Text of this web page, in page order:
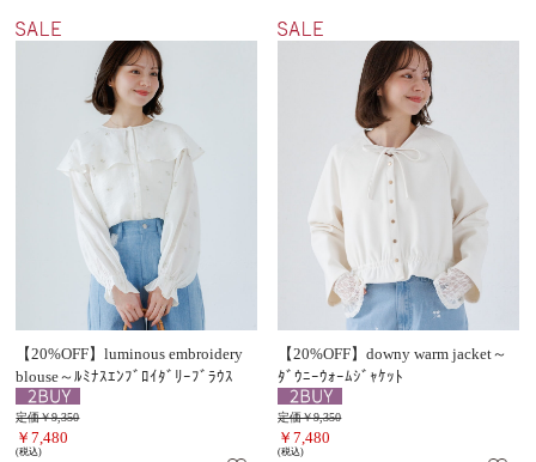
【20%OFF】luminous embroidery
blouse～ﾙﾐﾅｽｴﾝﾌﾞﾛｲﾀﾞﾘｰﾌﾞﾗｳｽ
定価￥9,350
￥7,480
(税込)
【20%OFF】downy warm jacket～
ﾀﾞｳﾆｰｳｫｰﾑｼﾞｬｹｯﾄ
定価￥9,350
￥7,480
(税込)